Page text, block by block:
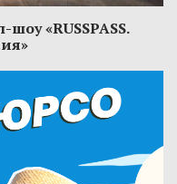
«RUSSPASS.